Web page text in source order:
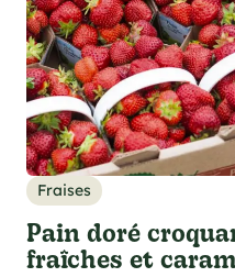
Fraises
Pain doré
fraîches et